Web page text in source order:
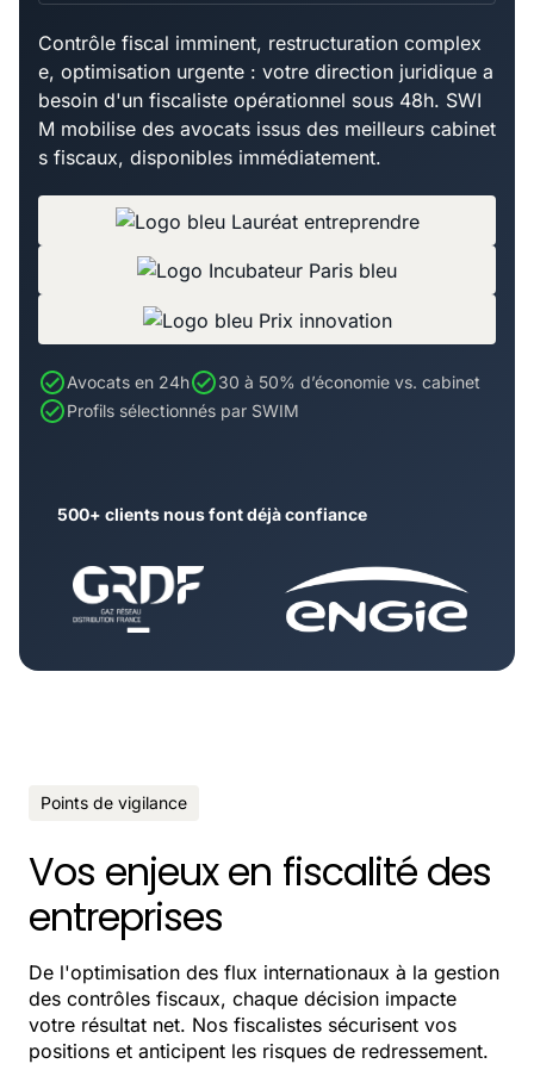
Contrôle fiscal imminent, restructuration complex
e, optimisation urgente : votre direction juridique a
besoin d'un fiscaliste opérationnel sous 48h. SWI
M mobilise des avocats issus des meilleurs cabinet
s fiscaux, disponibles immédiatement.
Avocats en 24h
30 à 50% d’économie vs. cabinet
Profils sélectionnés par SWIM
500+ clients nous font déjà confiance
Points de vigilance
Vos enjeux en fiscalité des
entreprises
De l'optimisation des flux internationaux à la gestion
des contrôles fiscaux, chaque décision impacte
votre résultat net. Nos fiscalistes sécurisent vos
positions et anticipent les risques de redressement.